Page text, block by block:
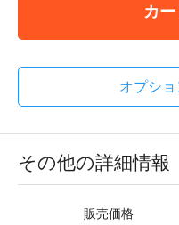
カ
オプシ
その他の詳細情報
販売価格